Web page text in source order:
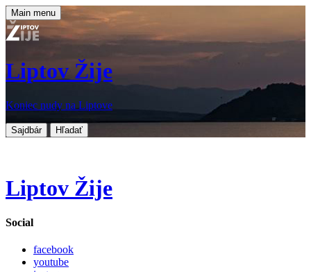
Main menu
Liptov Žije
Koniec nudy na Liptove
Sajdbár Hľadať
Liptov Žije
Social
facebook
youtube